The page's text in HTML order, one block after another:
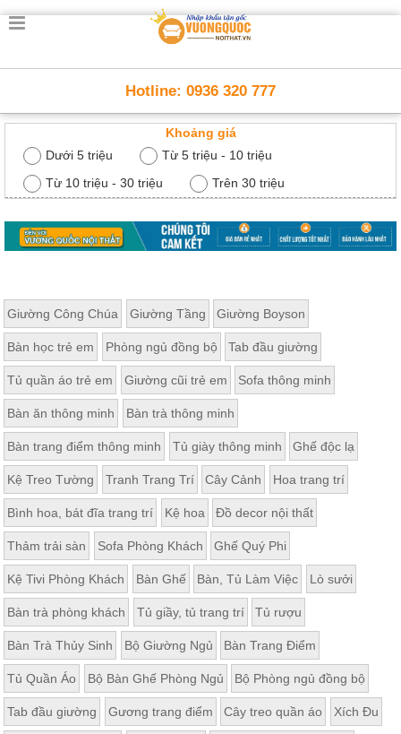
Trang
Thông
thông
Nội
Thất
tầng,
bàn
học, tủ
sách
Nội
Thất
Phòng
Khách
Sofa,
tủ
rượu,
Bàn
Nội
Thất
Phòng
Ngủ
Giường
ngủ, tủ
áo, bàn
trang
Nội
Hotline: 0936 320 777
Khoảng giá
Dưới 5 triệu
Từ 5 triệu - 10 triệu
Từ 10 triệu - 30 triệu
Trên 30 triệu
Giường Công Chúa Giường Tầng Giường Boyson
Bàn học trẻ em Phòng ngủ đồng bộ Tab đầu giường
Tủ quần áo trẻ em Giường cũi trẻ em Sofa thông minh
Bàn ăn thông minh Bàn trà thông minh
Bàn trang điểm thông minh Tủ giày thông minh Ghế độc lạ
Kệ Treo Tường Tranh Trang Trí Cây Cảnh Hoa trang trí
Bình hoa, bát đĩa trang trí Kệ hoa Đồ decor nội thất
Thảm trải sàn Sofa Phòng Khách Ghế Quý Phi
Kệ Tivi Phòng Khách Bàn Ghế Bàn, Tủ Làm Việc Lò sưởi
Bàn trà phòng khách Tủ giầy, tủ trang trí Tủ rượu
Bàn Trà Thủy Sinh Bộ Giường Ngủ Bàn Trang Điểm
Tủ Quần Áo Bộ Bàn Ghế Phòng Ngủ Bộ Phòng ngủ đồng bộ
Tab đầu giường Gương trang điểm Cây treo quần áo Xích Đu